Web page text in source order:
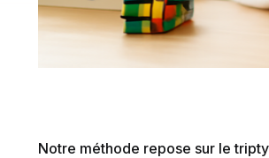
Notre méthode repose sur le